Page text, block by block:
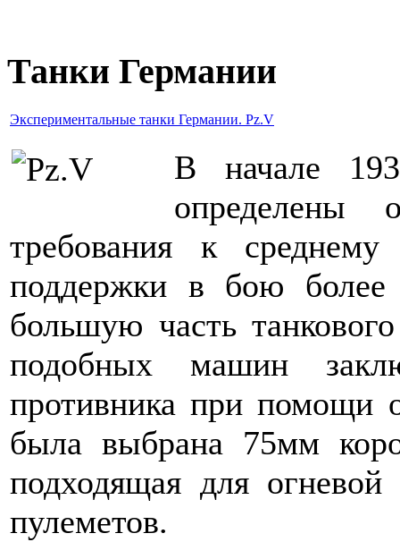
Танки Германии
Экспериментальные танки Германии. Pz.V
В начале
определены
требования к среднему
поддержки в бою
большую часть
подобных машин
противника при помощи
была выбрана 75мм
подходящая для
пулеметов.